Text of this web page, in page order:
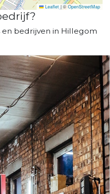
Leaflet | © OpenStreetMap
bedrijven in Hillegom